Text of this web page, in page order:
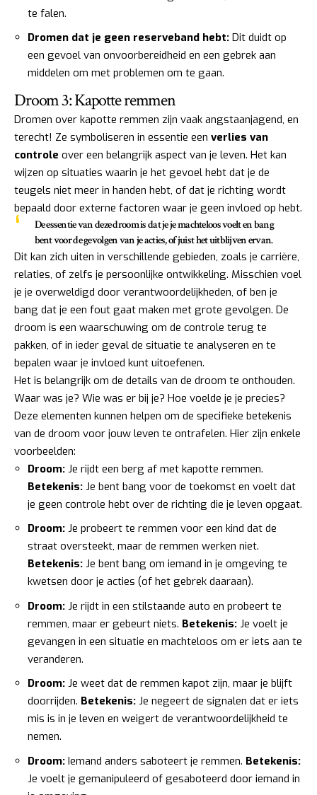
te falen.
Dromen dat je geen reserveband hebt: Dit duidt op
een gevoel van onvoorbereidheid en een gebrek aan
middelen om met problemen om te gaan.
Droom 3: Kapotte remmen
Dromen over kapotte remmen zijn vaak angstaanjagend, en
terecht! Ze symboliseren in essentie een verlies van
controle over een belangrijk aspect van je leven. Het kan
wijzen op situaties waarin je het gevoel hebt dat je de
teugels niet meer in handen hebt, of dat je richting wordt
bepaald door externe factoren waar je geen invloed op hebt.
De essentie van deze droom is dat je jemachteloos voelten bang
bent voor de gevolgen van je acties, of juist het uitblijven ervan.
Dit kan zich uiten in verschillende gebieden, zoals je carrière,
relaties, of zelfs je persoonlijke ontwikkeling. Misschien voel
je je overweldigd door verantwoordelijkheden, of ben je
bang dat je een fout gaat maken met grote gevolgen. De
droom is een waarschuwing om de controle terug te
pakken, of in ieder geval de situatie te analyseren en te
bepalen waar je invloed kunt uitoefenen.
Het is belangrijk om de details van de droom te onthouden.
Waar was je? Wie was er bij je? Hoe voelde je je precies?
Deze elementen kunnen helpen om de specifieke betekenis
van de droom voor jouw leven te ontrafelen. Hier zijn enkele
voorbeelden:
Droom: Je rijdt een berg af met kapotte remmen.
Betekenis: Je bent bang voor de toekomst en voelt dat
je geen controle hebt over de richting die je leven opgaat.
Droom: Je probeert te remmen voor een kind dat de
straat oversteekt, maar de remmen werken niet.
Betekenis: Je bent bang om iemand in je omgeving te
kwetsen door je acties (of het gebrek daaraan).
Droom: Je rijdt in een stilstaande auto en probeert te
remmen, maar er gebeurt niets. Betekenis: Je voelt je
gevangen in een situatie en machteloos om er iets aan te
veranderen.
Droom: Je weet dat de remmen kapot zijn, maar je blijft
doorrijden. Betekenis: Je negeert de signalen dat er iets
mis is in je leven en weigert de verantwoordelijkheid te
nemen.
Droom: Iemand anders saboteert je remmen. Betekenis:
Je voelt je gemanipuleerd of gesaboteerd door iemand in